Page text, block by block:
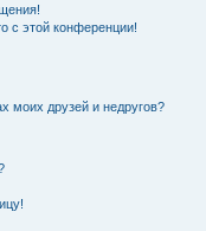
с этой конференции!
моих друзей и недругов?